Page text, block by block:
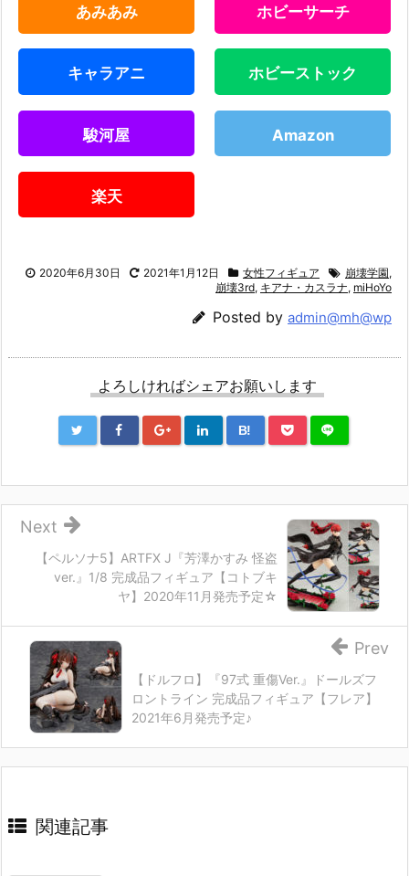
あみあみ ホビーサーチ
キャラアニ ホビーストック
駿河屋 Amazon
楽天
2020年6月30日 2021年1月12日 女性フィギュア 崩壊学園,
崩壊3rd, キアナ・カスラナ, miHoYo
Posted by admin@mh@wp
よろしければシェアお願いします
B!
【ペルソナ5】ARTFX J『芳澤かすみ 怪盗
ver.』1/8 完成品フィギュア【コトブキ
ヤ】2020年11月発売予定☆
Next
【ドルフロ】『97式 重傷Ver.』ドールズフ
ロントライン 完成品フィギュア【フレア】
2021年6月発売予定♪
Prev
関連記事